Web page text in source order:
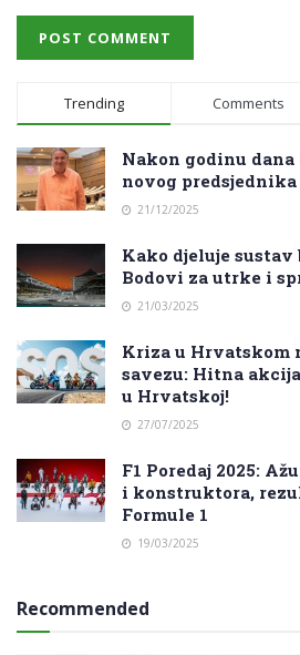
Trending Comments
Nakon godinu
novog predsjednika
21/12/2025
Kako djeluje sustav
Bodovi za utrke i
21/03/2025
Kriza u
savezu: Hitna
u Hrvatskoj!
27/07/2025
F1 Poredaj 2025:
i konstruktora,
Formule 1
19/03/2025
Recommended